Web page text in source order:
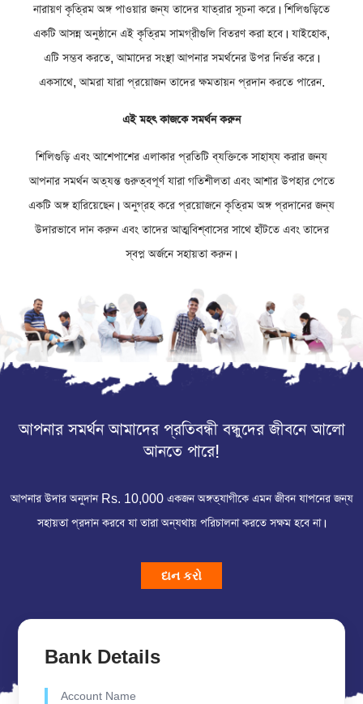
নারায়ণ কৃত্রিম অঙ্গ পাওয়ার জন্য তাদের যাত্রার সূচনা করে। শিলিগুড়িতে
একটি আসন্ন অনুষ্ঠানে এই কৃত্রিম সামগ্রীগুলি বিতরণ করা হবে। যাইহোক,
এটি সম্ভব করতে, আমাদের সংস্থা আপনার সমর্থনের উপর নির্ভর করে।
একসাথে, আমরা যারা প্রয়োজন তাদের ক্ষমতায়ন প্রদান করতে পারেন.
এই মহৎ কাজকে সমর্থন করুন
শিলিগুড়ি এবং আশেপাশের এলাকার প্রতিটি ব্যক্তিকে সাহায্য করার জন্য
আপনার সমর্থন অত্যন্ত গুরুত্বপূর্ণ যারা গতিশীলতা এবং আশার উপহার পেতে
একটি অঙ্গ হারিয়েছেন। অনুগ্রহ করে প্রয়োজনে কৃত্রিম অঙ্গ প্রদানের জন্য
উদারভাবে দান করুন এবং তাদের আত্মবিশ্বাসের সাথে হাঁটতে এবং তাদের
স্বপ্ন অর্জনে সহায়তা করুন।
আপনার সমর্থন আমাদের প্রতিবন্ধী বন্ধুদের জীবনে আলো
আনতে পারে!
আপনার উদার অনুদান Rs. 10,000 একজন অঙ্গত্যাগীকে এমন জীবন যাপনের জন্য
সহায়তা প্রদান করবে যা তারা অন্যথায় পরিচালনা করতে সক্ষম হবে না।
દાન કરો
Bank Details
Account Name